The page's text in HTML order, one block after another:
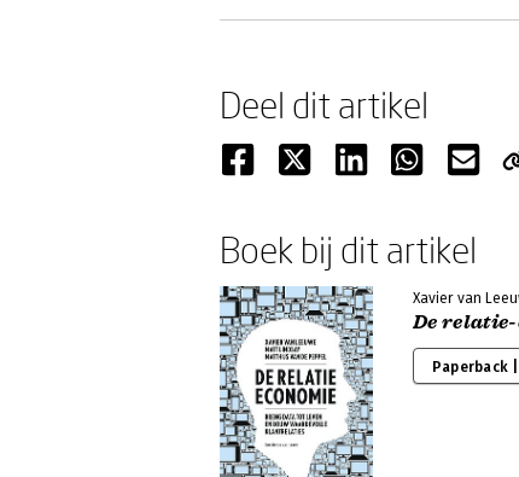
Deel dit artikel
Boek bij dit artikel
Xavier van
De
Paperback